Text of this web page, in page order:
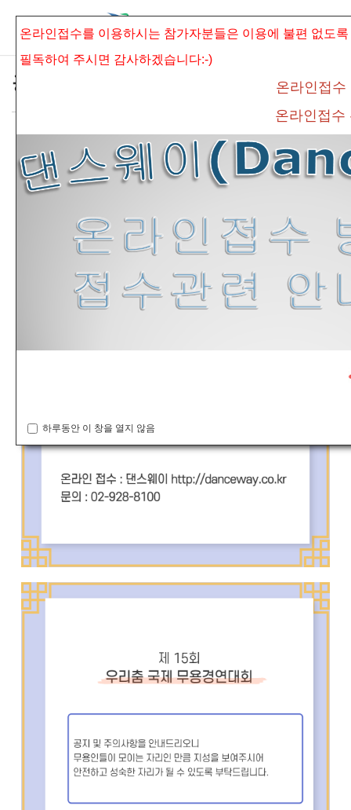
공지사항
*제15회 우리춤 국제무용경연대회 추가접수
안내*
connet 조회 수852 추천 수 0 댓글0
온라인접수를 이용하시는 참가자분들은 이용에 불편 없도록
필독하여 주시면 감사하겠습니다:-)
온라인접수
온라인접
하루동안 이 창을 열지 않음
Sketchbook5, 스케치북5
Sketchbook5, 스케치북5